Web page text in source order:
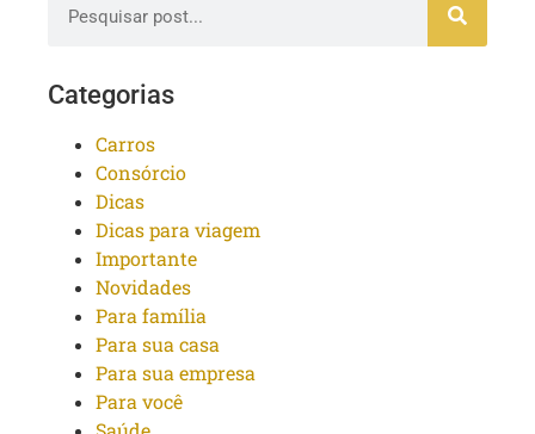
Categorias
Carros
Consórcio
Dicas
Dicas para viagem
Importante
Novidades
Para família
Para sua casa
Para sua empresa
Para você